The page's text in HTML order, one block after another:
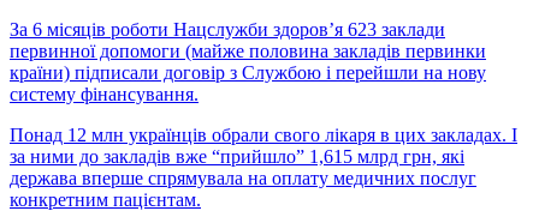
За 6 місяців роботи Нацслужби здоров’я 623 заклади
первинної допомоги (майже половина закладів первинки
країни) підписали договір з Службою і перейшли на нову
систему фінансування.
Понад 12 млн українців обрали свого лікаря в цих закладах. І
за ними до закладів вже “прийшло” 1,615 млрд грн, які
держава вперше спрямувала на оплату медичних послуг
конкретним пацієнтам.